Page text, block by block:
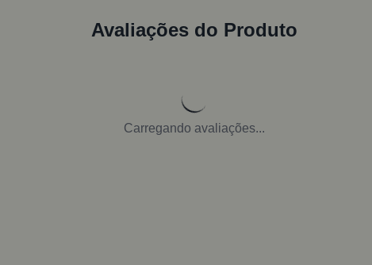
Avaliações do Produto
Carregando avaliações...